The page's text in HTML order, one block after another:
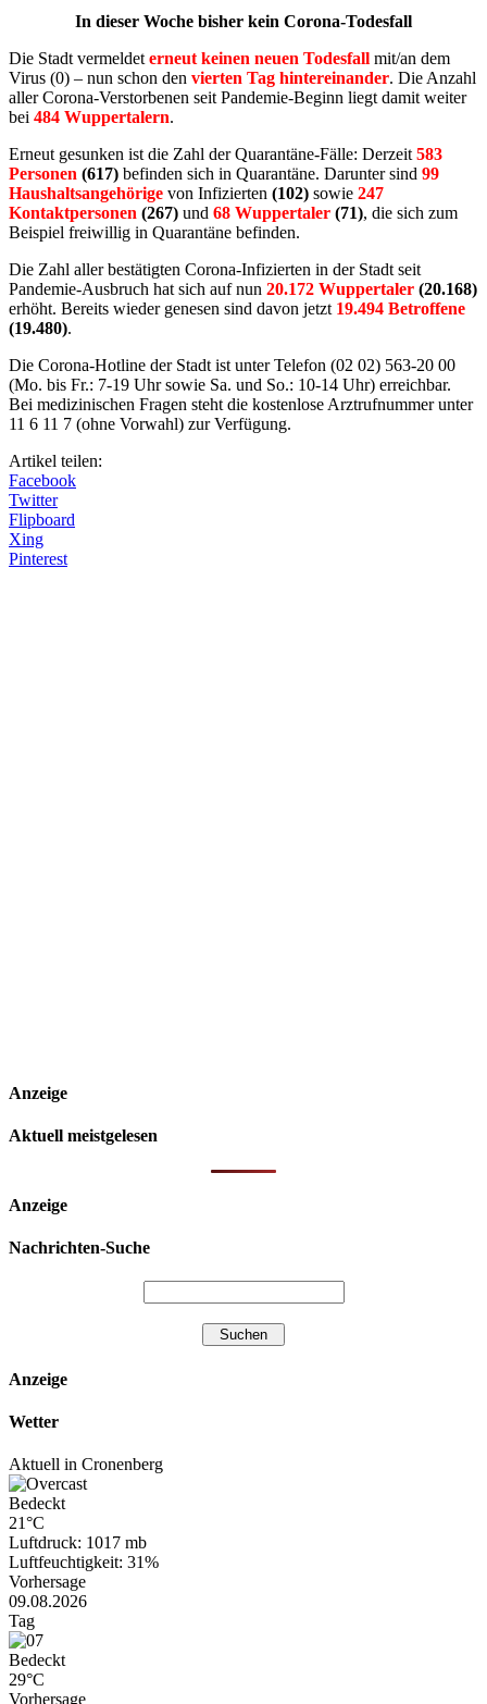
In dieser Woche bisher kein Corona-Todesfall
Die Stadt vermeldet erneut keinen neuen Todesfall mit/an dem
Virus (0) – nun schon den vierten Tag hintereinander. Die Anzahl
aller Corona-Verstorbenen seit Pandemie-Beginn liegt damit weiter
bei 484 Wuppertalern.
Erneut gesunken ist die Zahl der Quarantäne-Fälle: Derzeit 583
Personen (617) befinden sich in Quarantäne. Darunter sind 99
Haushaltsangehörige von Infizierten (102) sowie 247
Kontaktpersonen (267) und 68 Wuppertaler (71), die sich zum
Beispiel freiwillig in Quarantäne befinden.
Die Zahl aller bestätigten Corona-Infizierten in der Stadt seit
Pandemie-Ausbruch hat sich auf nun 20.172 Wuppertaler (20.168)
erhöht. Bereits wieder genesen sind davon jetzt 19.494 Betroffene
(19.480).
Die Corona-Hotline der Stadt ist unter Telefon (02 02) 563-20 00
(Mo. bis Fr.: 7-19 Uhr sowie Sa. und So.: 10-14 Uhr) erreichbar.
Bei medizinischen Fragen steht die kostenlose Arztrufnummer unter
11 6 11 7 (ohne Vorwahl) zur Verfügung.
Artikel teilen:
Facebook
Twitter
Flipboard
Xing
Pinterest
Anzeige
Aktuell meistgelesen
Anzeige
Nachrichten-Suche
Anzeige
Wetter
Aktuell in Cronenberg
Bedeckt
21°C
Luftdruck: 1017 mb
Luftfeuchtigkeit: 31%
Vorhersage
09.08.2026
Tag
Bedeckt
29°C
Vorhersage